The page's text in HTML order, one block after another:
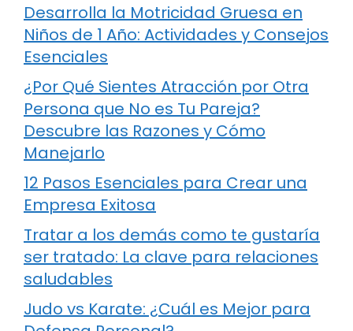
Desarrolla la Motricidad Gruesa en
Niños de 1 Año: Actividades y Consejos
Esenciales
¿Por Qué Sientes Atracción por Otra
Persona que No es Tu Pareja?
Descubre las Razones y Cómo
Manejarlo
12 Pasos Esenciales para Crear una
Empresa Exitosa
Tratar a los demás como te gustaría
ser tratado: La clave para relaciones
saludables
Judo vs Karate: ¿Cuál es Mejor para